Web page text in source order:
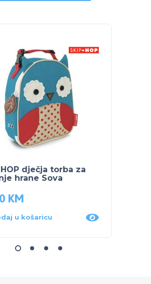
HOP dječja torba za
hrane Sova
KM
u košaricu